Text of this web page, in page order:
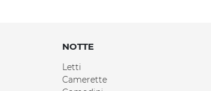
NOTTE
Letti
Camerette